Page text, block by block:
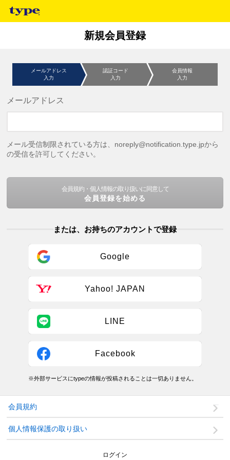
新規会員登録
メールアドレス
入力
認証コード
入力
会員情報
入力
メールアドレス
メール受信制限されている方は、noreply@notification.type.jpから
の受信を許可してください。
会員規約・個人情報の取り扱いに同意して
会員登録を始める
または、お持ちのアカウントで登録
Google
Yahoo! JAPAN
LINE
Facebook
※外部サービスにtypeの情報が投稿されることは一切ありません。
会員規約
個人情報保護の取り扱い
ログイン